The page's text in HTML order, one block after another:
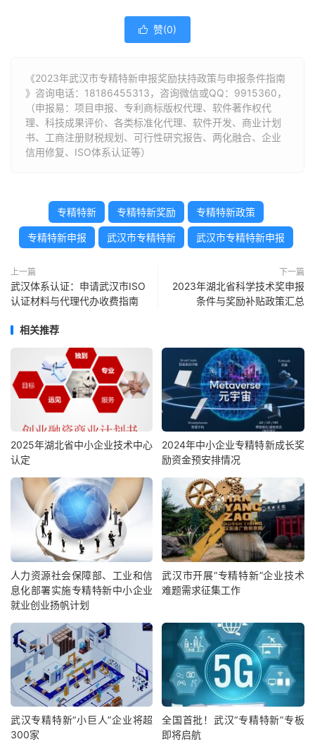
 赞(0)
《2023年武汉市专精特新申报奖励扶持政策与申报条件指南
》咨询电话： 18186455313，咨询微信或QQ：9915360，
（申报易：项目申报、专利商标版权代理、软件著作权代
理、科技成果评价、各类标准化代理、软件开发、商业计划
书、工商注册财税规划、可行性研究报告、两化融合、企业
信用修复、ISO体系认证等）
专精特新 专精特新奖励 专精特新政策
专精特新申报 武汉市专精特新 武汉市专精特新申报
上一篇
武汉体系认证：申请武汉市ISO
认证材料与代理代办收费指南
下一篇
2023年湖北省科学技术奖申报
条件与奖励补贴政策汇总
相关推荐
2025年湖北省中小企业技术中心
认定
2024年中小企业专精特新成长奖
励资金预安排情况
人力资源社会保障部、工业和信
息化部署实施专精特新中小企业
就业创业扬帆计划
武汉市开展“专精特新”企业技术
难题需求征集工作
武汉专精特新“小巨人”企业将超
300家
全国首批！武汉“专精特新”专板
即将启航